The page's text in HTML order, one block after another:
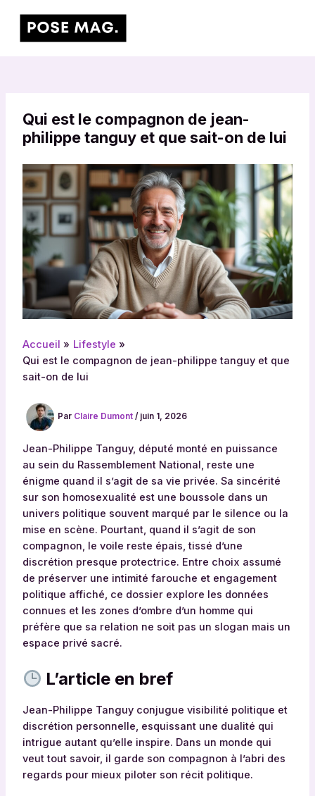
contenu
Qui est le compagnon de jean-
philippe tanguy et que sait-on de lui
Accueil
Lifestyle
Qui est le compagnon de jean-philippe tanguy et que
sait-on de lui
Par Claire Dumont / juin 1, 2026
Jean-Philippe Tanguy, député monté en puissance
au sein du Rassemblement National, reste une
énigme quand il s’agit de sa vie privée. Sa sincérité
sur son homosexualité est une boussole dans un
univers politique souvent marqué par le silence ou la
mise en scène. Pourtant, quand il s’agit de son
compagnon, le voile reste épais, tissé d’une
discrétion presque protectrice. Entre choix assumé
de préserver une intimité farouche et engagement
politique affiché, ce dossier explore les données
connues et les zones d’ombre d’un homme qui
préfère que sa relation ne soit pas un slogan mais un
espace privé sacré.
L’article en bref
Jean-Philippe Tanguy conjugue visibilité politique et
discrétion personnelle, esquissant une dualité qui
intrigue autant qu’elle inspire. Dans un monde qui
veut tout savoir, il garde son compagnon à l’abri des
regards pour mieux piloter son récit politique.